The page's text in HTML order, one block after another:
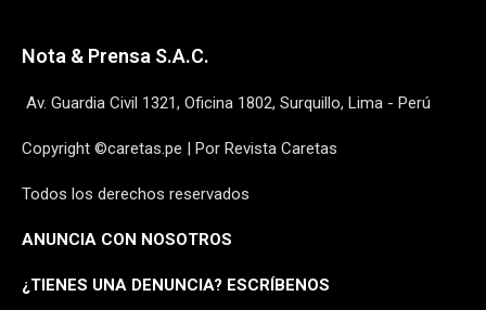
Nota & Prensa S.A.C.
Av. Guardia Civil 1321, Oficina 1802, Surquillo, Lima - Perú
Copyright ©caretas.pe | Por Revista Caretas
Todos los derechos reservados
ANUNCIA CON NOSOTROS
¿TIENES UNA DENUNCIA? ESCRÍBENOS